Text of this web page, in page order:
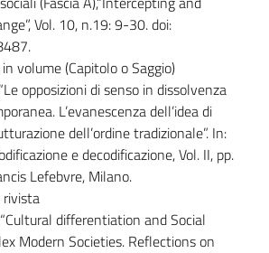
Vol. 10, n.19: 9-30. doi:
volume (Capitolo o Saggio)
opposizioni di senso in dissolvenza
L’evanescenza dell’idea di
dell’ordine tradizionale”. In:
e decodificazione, Vol. II, pp.
Lefebvre, Milano.
differentiation and Social
Modern Societies. Reflections on